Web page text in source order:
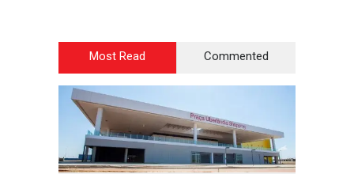
Most Read Commented